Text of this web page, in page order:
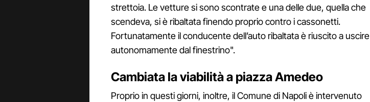
strettoia. Le vetture si sono scontrate e una delle due, quella che
scendeva, si è ribaltata finendo proprio contro i cassonetti.
Fortunatamente il conducente dell’auto ribaltata è riuscito a uscire
autonomamente dal finestrino".
Cambiata la viabilità a piazza Amedeo
Proprio in questi giorni, inoltre, il Comune di Napoli è intervenuto